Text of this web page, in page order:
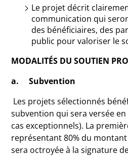
Le projet décrit
communication qui
des bénéficiaires, des
public pour valoriser le
MODALITÉS DU SOUTIEN
a. Subvention
Les projets sélectionnés
subvention qui sera versée
cas exceptionnels). La
représentant 80% du
sera octroyée à la signature